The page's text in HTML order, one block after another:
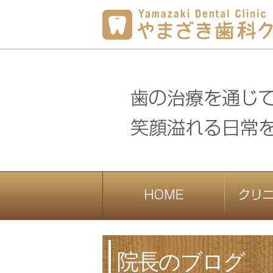
院長のブログ